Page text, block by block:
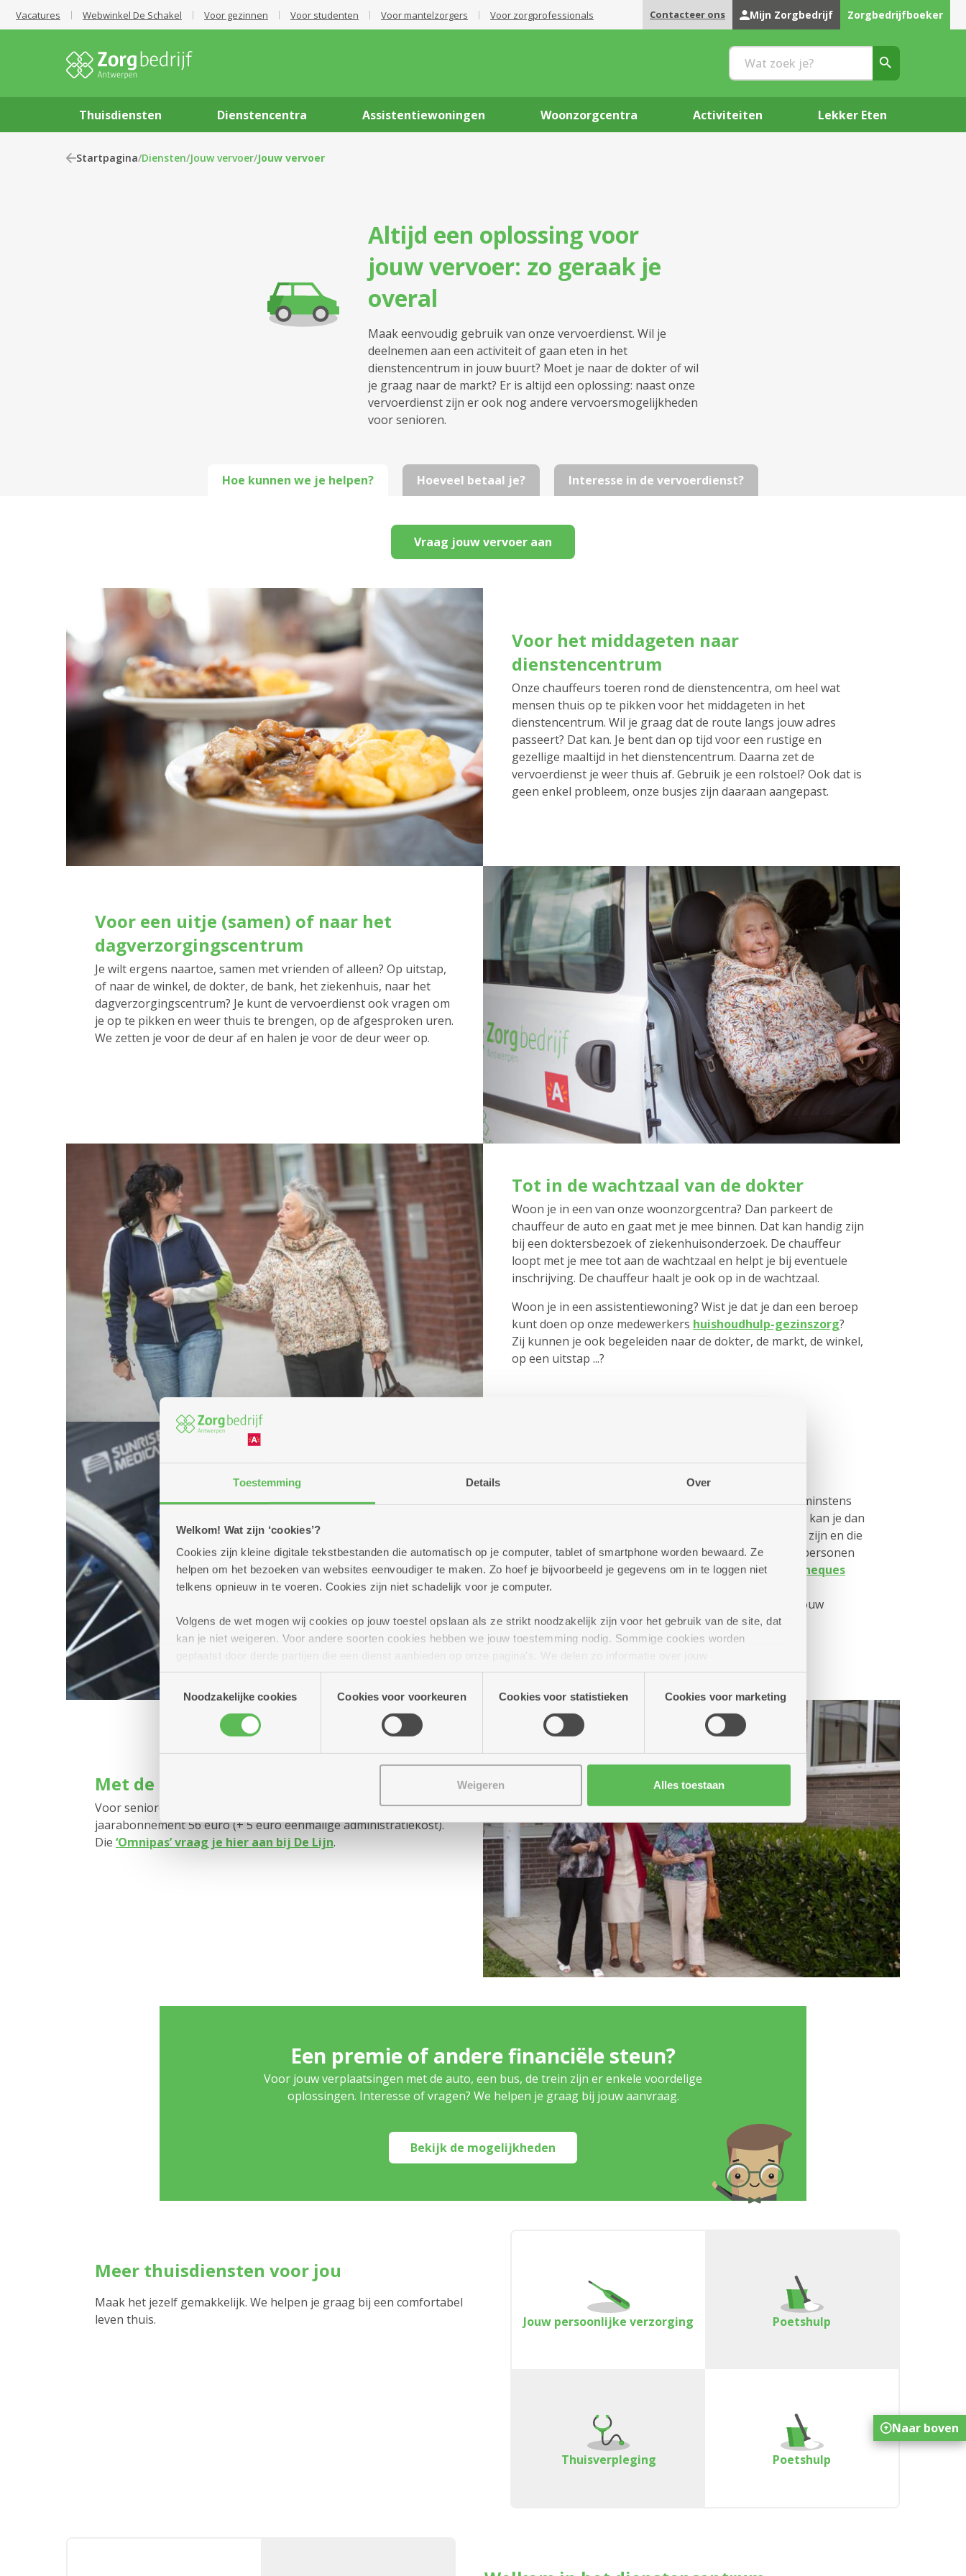
Toestemming Details Over
Welkom! Wat zijn ‘cookies’?
Cookies zijn kleine digitale tekstbestanden die automatisch op je computer, tablet of smartphone worden bewaard. Ze
helpen om het bezoeken van websites eenvoudiger te maken. Zo hoef je bijvoorbeeld je gegevens om in te loggen niet
telkens opnieuw in te voeren. Cookies zijn niet schadelijk voor je computer.
Volgens de wet mogen wij cookies op jouw toestel opslaan als ze strikt noodzakelijk zijn voor het gebruik van de site, dat
kan je niet weigeren. Voor andere soorten cookies hebben we jouw toestemming nodig. Sommige cookies worden
geplaatst door derde partijen die een dienst aanbieden op onze pagina's. We delen zo informatie over jouw
(geanonimiseerd) gebruik van onze site voor social media, advertenties en analyse. Deze partners kunnen deze gegevens
combineren met andere informatie die je aan hen verstrekte.
Noodzakelijke cookies
Cookies voor voorkeuren Cookies voor statistieken Cookies voor marketing
Weigeren Alles toestaan
Vacatures Webwinkel De Schakel Voor gezinnen Voor studenten Voor mantelzorgers Voor zorgprofessionals Contacteer ons Mijn Zorgbedrijf Zorgbedrijfboeker
Thuisdiensten Dienstencentra Assistentiewoningen Woonzorgcentra Activiteiten Lekker Eten
Startpagina/Diensten/Jouw vervoer/Jouw vervoer
Altijd een oplossing voor
jouw vervoer: zo geraak je
overal
Maak eenvoudig gebruik van onze vervoerdienst. Wil je
deelnemen aan een activiteit of gaan eten in het
dienstencentrum in jouw buurt? Moet je naar de dokter of wil
je graag naar de markt? Er is altijd een oplossing: naast onze
vervoerdienst zijn er ook nog andere vervoersmogelijkheden
voor senioren.
Hoe kunnen we je helpen?
Vraag jouw vervoer aan
Voor het middageten naar
dienstencentrum
Onze chauffeurs toeren rond de dienstencentra, om heel wat
mensen thuis op te pikken voor het middageten in het
dienstencentrum. Wil je graag dat de route langs jouw adres
passeert? Dat kan. Je bent dan op tijd voor een rustige en
gezellige maaltijd in het dienstencentrum. Daarna zet de
vervoerdienst je weer thuis af. Gebruik je een rolstoel? Ook dat is
geen enkel probleem, onze busjes zijn daaraan aangepast.
Voor een uitje (samen) of naar het
dagverzorgingscentrum
Je wilt ergens naartoe, samen met vrienden of alleen? Op uitstap,
of naar de winkel, de dokter, de bank, het ziekenhuis, naar het
dagverzorgingscentrum? Je kunt de vervoerdienst ook vragen om
je op te pikken en weer thuis te brengen, op de afgesproken uren.
We zetten je voor de deur af en halen je voor de deur weer op.
Tot in de wachtzaal van de dokter
Woon je in een van onze woonzorgcentra? Dan parkeert de
chauffeur de auto en gaat met je mee binnen. Dat kan handig zijn
bij een doktersbezoek of ziekenhuisonderzoek. De chauffeur
loopt met je mee tot aan de wachtzaal en helpt je bij eventuele
inschrijving. De chauffeur haalt je ook op in de wachtzaal.
Woon je in een assistentiewoning? Wist je dat je dan een beroep
kunt doen op onze medewerkers huishoudhulp-gezinszorg?
Zij kunnen je ook begeleiden naar de dokter, de markt, de winkel,
op een uitstap ...?
Een taxi, op eender welk moment
Onze busjes en die van de Mobitwin reserveer je best minstens
twee dagen op voorhand. Voor een snellere oplossing, kan je dan
een taxi bellen. 65-plussers die (tijdelijk) minder mobiel zijn en die
recht hebben op een verhoogde tegemoetkoming en personen
met een handicap kunnen bij de stad Antwerpen
taxicheques
aankopen. Zo betaal je maar de helft van de rit. Het
helpt je graag met jouw
aanvraag.
Met de bus of tram: voordelig tarief
Voor senioren die de bus of tram willen nemen, kost een
jaarabonnement 56 euro (+ 5 euro eenmalige administratiekost).
Die ‘Omnipas’ vraag je hier aan bij De Lijn.
Hoeveel betaal je? Interesse in de vervoerdienst?
Een premie of andere financiële steun?
Voor jouw verplaatsingen met de auto, een bus, de trein zijn er enkele voordelige
oplossingen. Interesse of vragen? We helpen je graag bij jouw aanvraag.
Bekijk de mogelijkheden
Meer thuisdiensten voor jou
Maak het jezelf gemakkelijk. We helpen je graag bij een comfortabel
leven thuis.
Jouw persoonlijke verzorging Poetshulp
Thuisverpleging Poetshulp
Naar boven